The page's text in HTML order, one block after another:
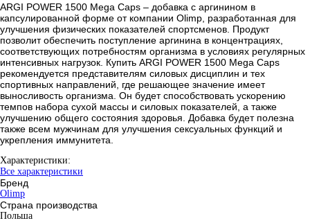
ARGI POWER 1500 Mega Caps – добавка с аргинином в
капсулированной форме от компании Olimp, разработанная для
улучшения физических показателей спортсменов. Продукт
позволит обеспечить поступление аргинина в концентрациях,
соответствующих потребностям организма в условиях регулярных
интенсивных нагрузок. Купить ARGI POWER 1500 Mega Caps
рекомендуется представителям силовых дисциплин и тех
спортивных направлений, где решающее значение имеет
выносливость организма. Он будет способствовать ускорению
темпов набора сухой массы и силовых показателей, а также
улучшению общего состояния здоровья. Добавка будет полезна
также всем мужчинам для улучшения сексуальных функций и
укрепления иммунитета.
Характеристики:
Все характеристики
Бренд
Olimp
Страна производства
Польша